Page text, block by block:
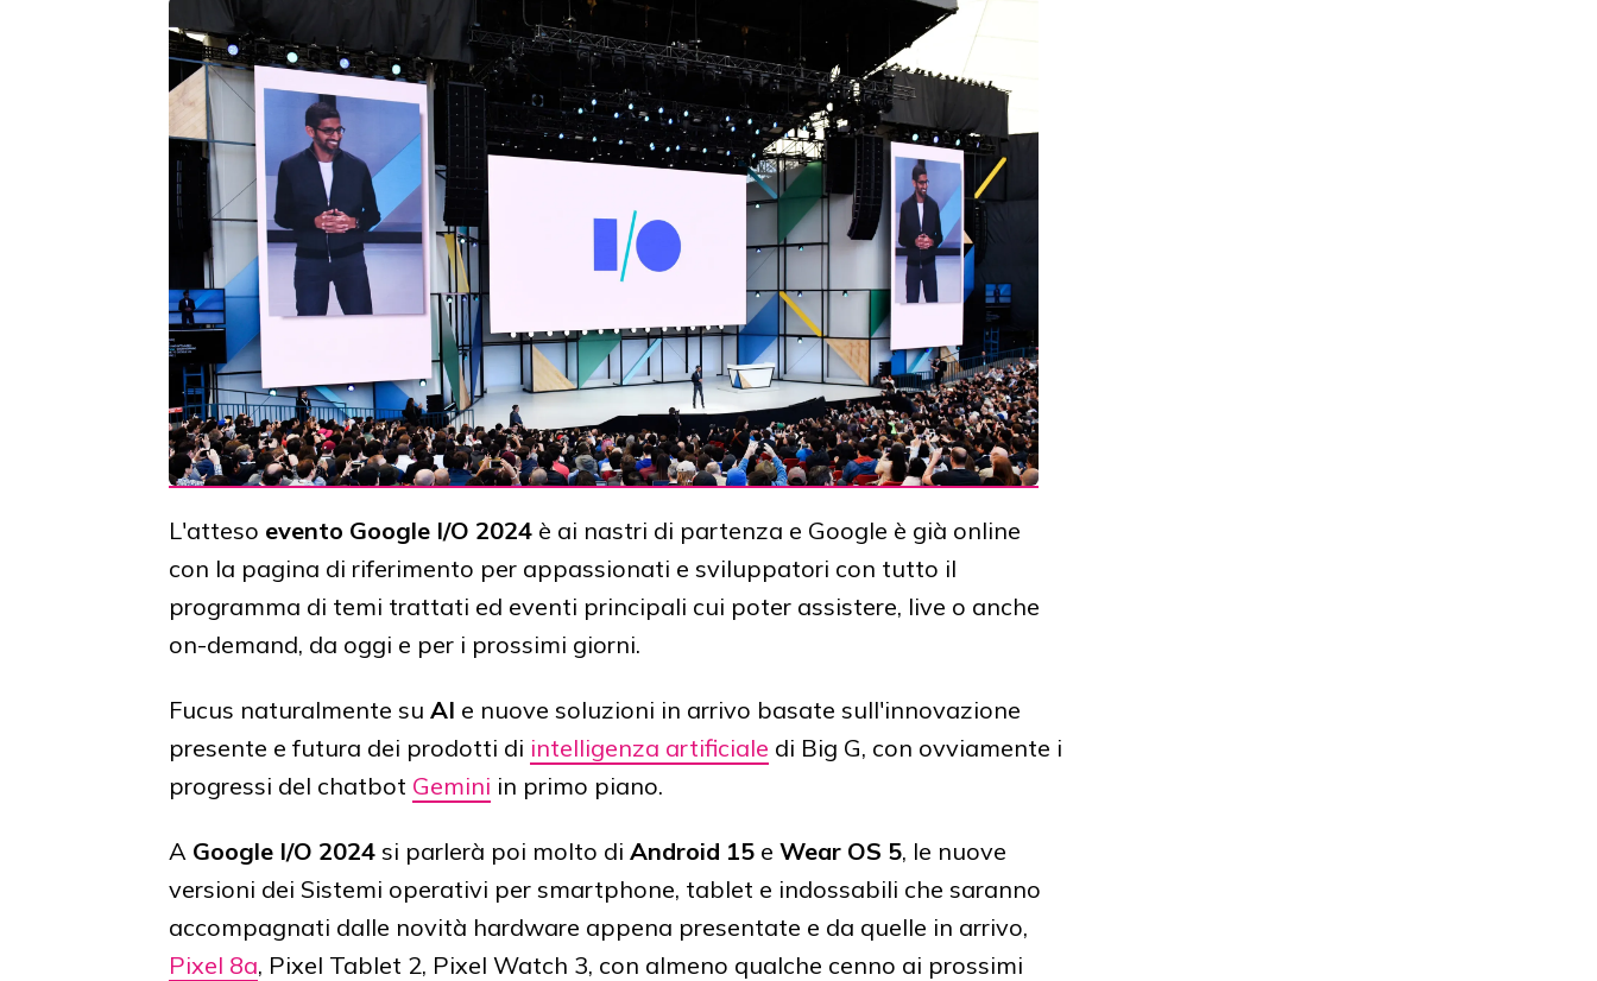
L'atteso evento Google I/O 2024 è ai nastri di partenza e Google è già online
con la pagina di riferimento per appassionati e sviluppatori con tutto il
programma di temi trattati ed eventi principali cui poter assistere, live o anche
on-demand, da oggi e per i prossimi giorni.
Fucus naturalmente su AI e nuove soluzioni in arrivo basate sull'innovazione
presente e futura dei prodotti di intelligenza artificiale di Big G, con ovviamente i
progressi del chatbot Gemini in primo piano.
A Google I/O 2024 si parlerà poi molto di Android 15 e Wear OS 5, le nuove
versioni dei Sistemi operativi per smartphone, tablet e indossabili che saranno
accompagnati dalle novità hardware appena presentate e da quelle in arrivo,
Pixel 8a, Pixel Tablet 2, Pixel Watch 3, con almeno qualche cenno ai prossimi